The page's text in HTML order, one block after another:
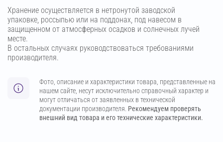
Хранение осуществляется в нетронутой заводской
упаковке, россыпью или на поддонах, под навесом в
защищенном от атмосферных осадков и солнечных лучей
месте.
В остальных случаях руководствоваться требованиями
производителя.
Фото, описание и характеристики товара, представленные на
нашем сайте, несут исключительно справочный характер и
могут отличаться от заявленных в технической
документации производителя. Рекомендуем проверять
внешний вид товара и его технические характеристики.